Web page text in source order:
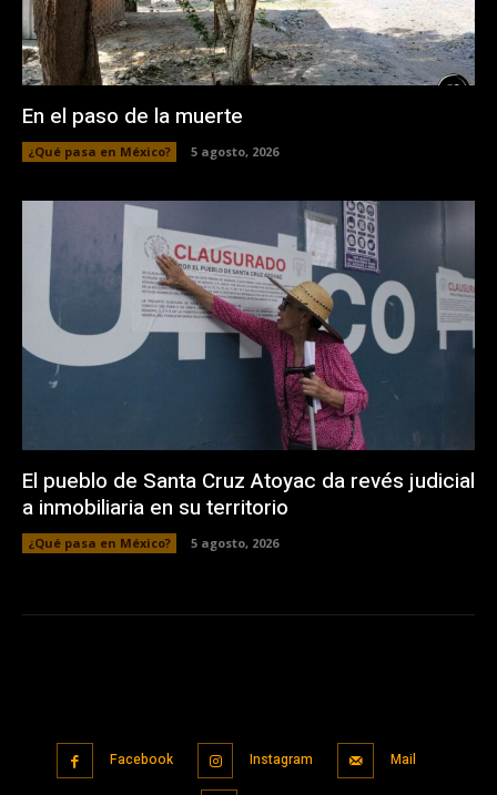
En el paso de la muerte
¿Qué pasa en México? 5 agosto, 2026
El pueblo de Santa Cruz Atoyac da revés judicial
a inmobiliaria en su territorio
¿Qué pasa en México? 5 agosto, 2026
Facebook Instagram Mail